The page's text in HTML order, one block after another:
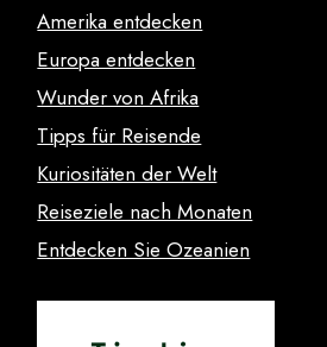
Amerika entdecken
Europa entdecken
Wunder von Afrika
Tipps für Reisende
Kuriositäten der Welt
Reiseziele nach Monaten
Entdecken Sie Ozeanien